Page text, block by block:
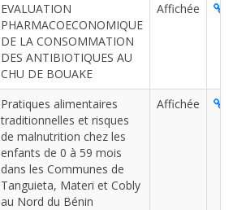
EVALUATION
PHARMACOECONOMIQUE
DE LA CONSOMMATION
DES ANTIBIOTIQUES AU
CHU DE BOUAKE
Affichée
Pratiques alimentaires
traditionnelles et risques
de malnutrition chez les
enfants de 0 à 59 mois
dans les Communes de
Tanguieta, Materi et Cobly
au Nord du Bénin
Affichée